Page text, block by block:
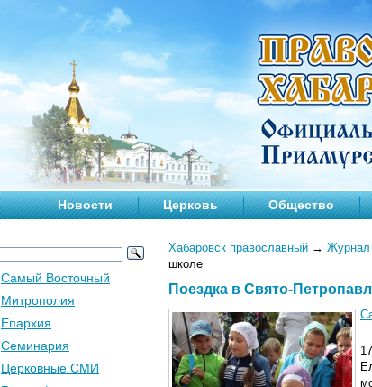
Новости Церковь Общество
Хабаровск православный → Журнал
школе
Поездка в Свято-
Самый Восточный
Митрополия
Епархия
Семинария
Церковные СМИ